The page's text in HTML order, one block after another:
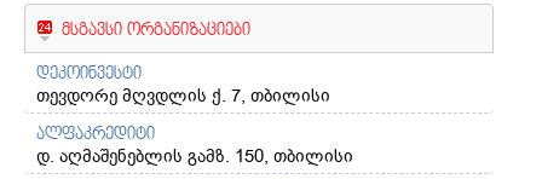
მსგავსი ორგანიზაციები
დეკოინვესტი
თევდორე მღვდლის ქ. 7, თბილისი
ალფაკრედიტი
დ. აღმაშენებლის გამზ. 150, თბილისი